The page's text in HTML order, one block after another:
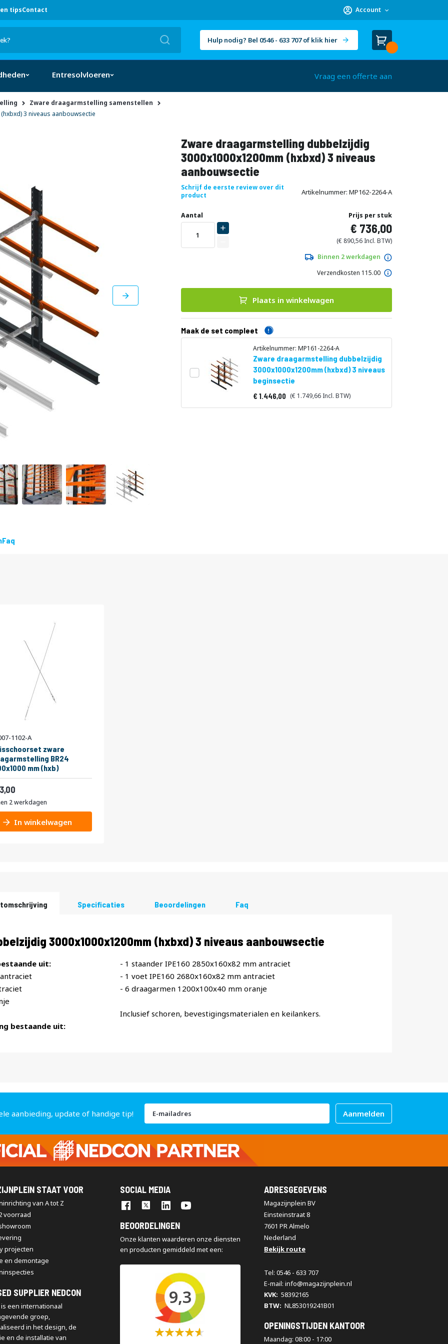
tipsContact Account
Hulp nodig? Bel 0546 - 633 707 of klik hier
Winkelwagen
Cart
Entresolvloeren Vraag een offerte aan
Zware draagarmstelling samenstellen
3 niveaus aanbouwsectie
Zware draagarmstelling dubbelzijdig
3000x1000x1200mm (hxbxd) 3 niveaus
aanbouwsectie
Schrijf de eerste review over dit
product
Artikelnummer MP162-2264-A
Aantal Prijs per stuk
736,00
890,56
Binnen 2 werkdagen
Verzendkosten 115.00
Plaats in winkelwagen
Maak de set compleet
Artikelnummer: MP161-2264-A
Zware draagarmstelling dubbelzijdig
3000x1000x1200mm (hxbxd) 3 niveaus
beginsectie
1.446,00 1.749,66
Faq
1102-A
zware
BR24
mm (hxb)
2 werkdagen
In winkelwagen
3000x1000x1200mm (hxbxd) 3 niveaus aanbouwsectie
uit:
bestaande uit:
- 1 staander IPE160 2850x160x82 mm antraciet
- 1 voet IPE160 2680x160x82 mm antraciet
- 6 draagarmen 1200x100x40 mm oranje
Inclusief schoren, bevestigingsmaterialen en keilankers.
Specificaties Beoordelingen Faq
aanbieding, update of handige tip!
Abonneer
op
onze
nieuwsbrief
Aanmelden
STAAT VOOR
van A tot Z
voorraad
projecten
en demontage
SUPPLIER NEDCON
een internationaal
groep,
in het design, de
en de installatie van
SOCIAL MEDIA
BEOORDELINGEN
Onze klanten waarderen onze diensten
en producten gemiddeld met een:
9,3
Waardering:
ADRESGEGEVENS
Magazijnplein BV
Einsteinstraat 8
7601 PR Almelo
Nederland
Bekijk route
Tel: 0546 - 633 707
E-mail: info@magazijnplein.nl
KVK: 58392165
BTW: NL853019241B01
OPENINGSTIJDEN KANTOOR
Maandag: 08:00 - 17:00